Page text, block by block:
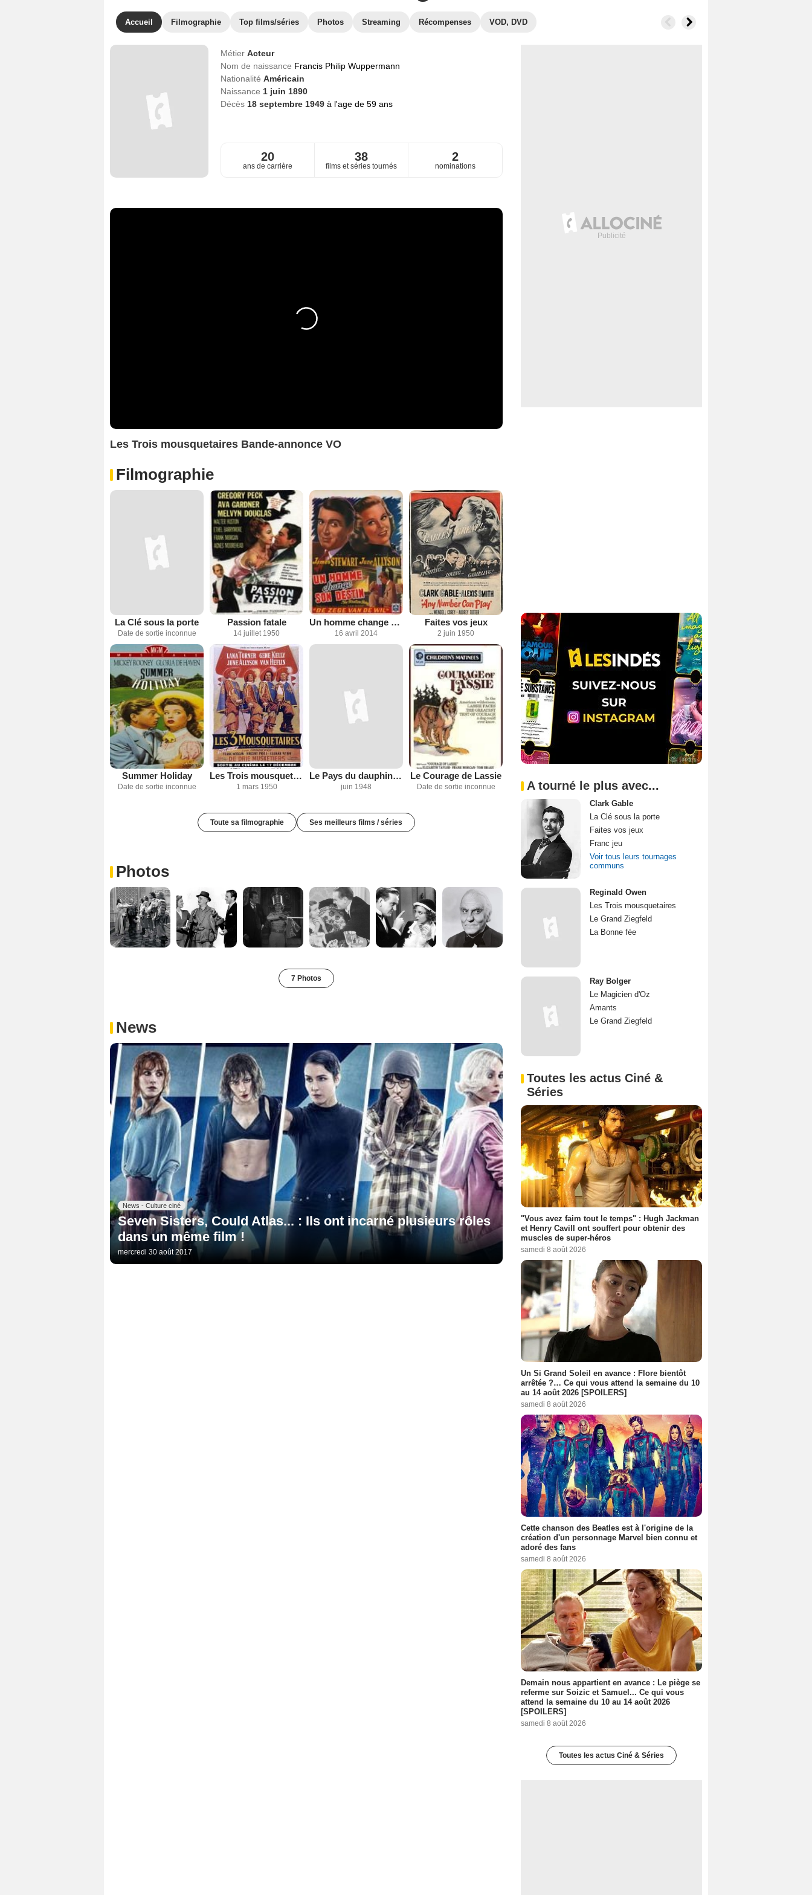
Accueil Filmographie Top films/séries Photos Streaming Récompenses VOD, DVD
Métier Acteur
Nom de naissance Francis Philip Wuppermann
Nationalité Américain
Naissance 1 juin 1890
Décès 18 septembre 1949 à l'age de 59 ans
20
ans de carrière
38
films et séries tournés
2
nominations
Les Trois mousquetaires Bande-annonce VO
Filmographie
La Clé sous la porte
Date de sortie inconnue
Passion fatale
14 juillet 1950
Un homme change son destin
16 avril 2014
Faites vos jeux
2 juin 1950
Summer Holiday
Date de sortie inconnue
Les Trois mousquetaires
1 mars 1950
Le Pays du dauphin vert
juin 1948
Le Courage de Lassie
Date de sortie inconnue
Toute sa filmographie Ses meilleurs films / séries
Photos
7 Photos
News
News - Culture ciné
Seven Sisters, Could Atlas... : Ils ont incarné plusieurs rôles
dans un même film !
mercredi 30 août 2017
A tourné le plus avec...
Clark Gable
La Clé sous la porte
Faites vos jeux
Franc jeu
Voir tous leurs tournages
communs
Reginald Owen
Les Trois mousquetaires
Le Grand Ziegfeld
La Bonne fée
Ray Bolger
Le Magicien d'Oz
Amants
Le Grand Ziegfeld
Toutes les actus Ciné &
Séries
"Vous avez faim tout le temps" : Hugh Jackman
et Henry Cavill ont souffert pour obtenir des
muscles de super-héros
samedi 8 août 2026
Un Si Grand Soleil en avance : Flore bientôt
arrêtée ?… Ce qui vous attend la semaine du 10
au 14 août 2026 [SPOILERS]
samedi 8 août 2026
Cette chanson des Beatles est à l'origine de la
création d'un personnage Marvel bien connu et
adoré des fans
samedi 8 août 2026
Demain nous appartient en avance : Le piège se
referme sur Soizic et Samuel... Ce qui vous
attend la semaine du 10 au 14 août 2026
[SPOILERS]
samedi 8 août 2026
Toutes les actus Ciné & Séries